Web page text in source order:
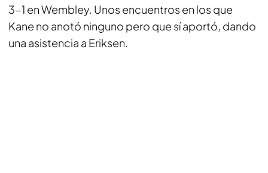
3-1 en Wembley. Unos encuentros en los que
Kane no anotó ninguno pero que sí aportó, dando
una asistencia a Eriksen.